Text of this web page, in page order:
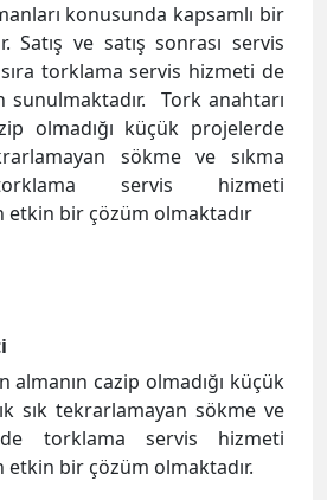
konusunda kapsamlı bir
Satış ve satış sonrası servis
torklama servis hizmeti de
sunulmaktadır. Tork anahtarı
olmadığı küçük projelerde
sökme ve sıkma
servis hizmeti
bir çözüm olmaktadır
almanın cazip olmadığı küçük
sık tekrarlamayan sökme ve
torklama servis hizmeti
bir çözüm olmaktadır.